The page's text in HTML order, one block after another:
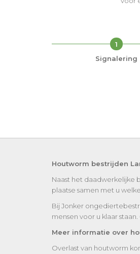
1
Signalering
Houtworm bestrijden
Naast het daadwerkelijke
plaatse samen met u
Bij Jonker
mensen voor u klaar
Meer informatie over
Overlast van houtworm